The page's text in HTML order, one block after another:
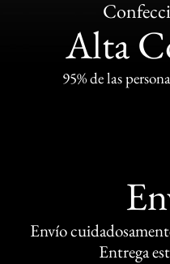
Alta
95% de las
Envío
Entrega